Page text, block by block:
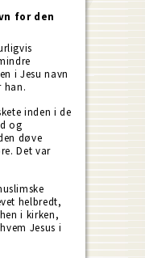
for den
i Jesu navn
han.
inden i de
og
døve
Det var
helbredt,
i kirken,
Jesus i